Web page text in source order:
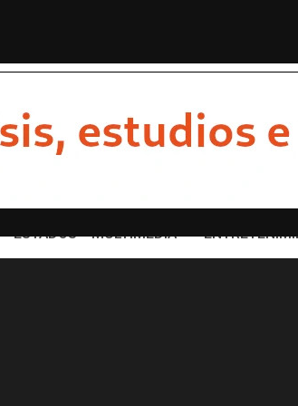
Luis Cárdenas se
ESTADOS MULTIMEDIA